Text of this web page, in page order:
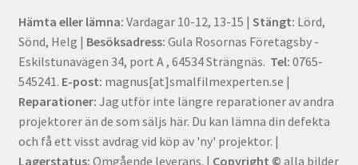
Hämta eller lämna: Vardagar 10-12, 13-15 | Stängt: Lörd,
Sönd, Helg | Besöksadress: Gula Rosornas Företagsby -
Eskilstunavägen 34, port A , 64534 Strängnäs. Tel: 0765-
545241. E-post: magnus[at]smalfilmexperten.se |
Reparationer: Jag utför inte längre reparationer av andra
projektorer än de som säljs här. Du kan lämna din defekta
och få ett visst avdrag vid köp av 'ny' projektor. |
Lagerstatus: Omgående leverans. | Copyright © alla bilder